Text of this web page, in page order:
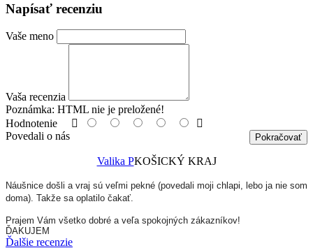
Napísať recenziu
Vaše meno
Vaša recenzia
Poznámka: HTML nie je preložené!
Hodnotenie
Pokračovať
Povedali o nás
Valika PKOŠICKÝ KRAJ
Náušnice došli a vraj sú veľmi pekné (povedali moji chlapi, lebo ja nie som
doma). Takže sa oplatilo čakať.
Prajem Vám všetko dobré a veľa spokojných zákazníkov!
ĎAKUJEM
Ďalšie recenzie